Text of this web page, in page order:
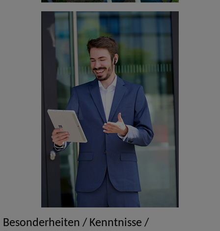
Besonderheiten / Kenntnisse /